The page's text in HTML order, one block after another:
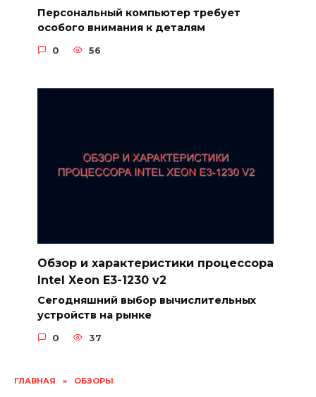
ГЛАВНАЯ » ОБЗОРЫ
Персональный компьютер требует
особого внимания к деталям
0 56
Обзор и характеристики процессора
Intel Xeon E3-1230 v2
Сегодняшний выбор вычислительных
устройств на рынке
0 37